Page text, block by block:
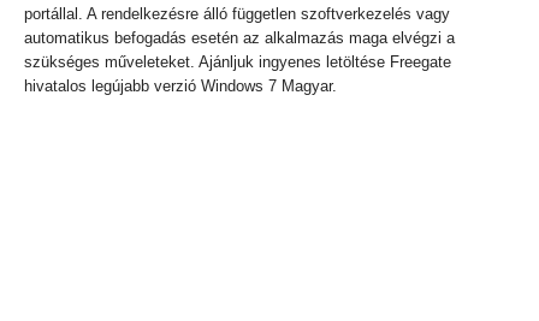
portállal. A rendelkezésre álló független szoftverkezelés vagy
automatikus befogadás esetén az alkalmazás maga elvégzi a
szükséges műveleteket. Ajánljuk ingyenes letöltése Freegate
hivatalos legújabb verzió Windows 7 Magyar.